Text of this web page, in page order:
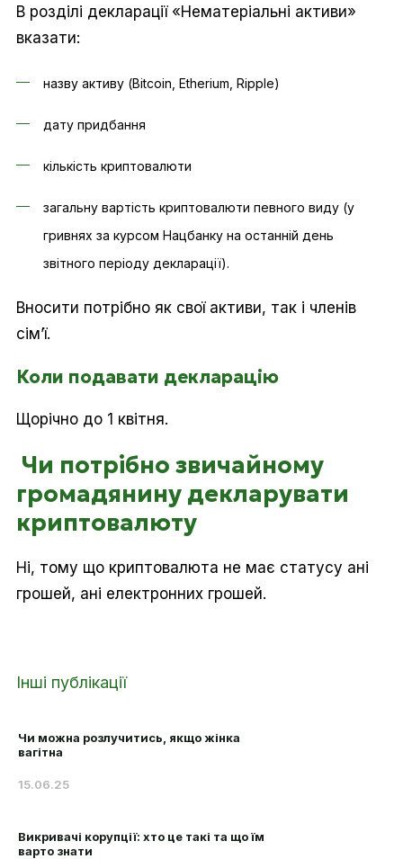
В розділі декларації «Нематеріальні активи»
вказати:
назву активу (Bitcoin, Etherium, Ripple)
дату придбання
кількість криптовалюти
загальну вартість криптовалюти певного виду (у
гривнях за курсом Нацбанку на останній день
звітного періоду декларації).
Вносити потрібно як свої активи, так і членів
сім’ї.
Коли подавати декларацію
Щорічно до 1 квітня.
Чи потрібно звичайному
громадянину декларувати
криптовалюту
Ні, тому що криптовалюта не має статусу ані
грошей, ані електронних грошей.
Інші публікації
Чи можна розлучитись, якщо жінка
вагітна
15.06.25
Викривачі корупції: хто це такі та що їм
варто знати